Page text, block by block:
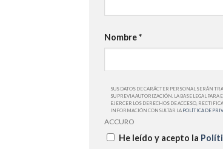
Nombre*
SUS DATOS DE CARÁCTER PERSONAL SERÁN
SU PREVIA AUTORIZACIÓN. LA BASE LEGAL
EJERCER LOS DERECHOS DE ACCESO,
INFORMACIÓN CONSULTAR LA POLÍTICA DE
ACCURO
He leído y acepto la